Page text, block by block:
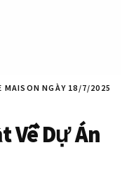
MAISON NGÀY 18/7/2025
Về Dự Án